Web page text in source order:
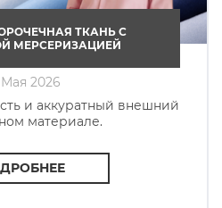
ТКАНЬ C
МЕРСЕРИЗАЦИЕЙ
Мая 2026
и аккуратный внешний
материале.